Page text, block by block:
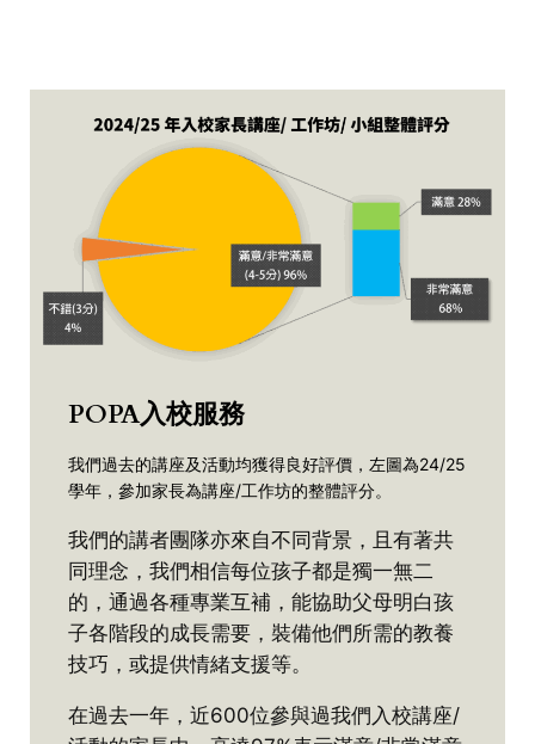
POPA入校服務
我們過去的講座及活動均獲得良好評價，左圖為24/25
學年，參加家長為講座/工作坊的整體評分。
我們的講者團隊亦來自不同背景，且有著共
同理念，我們相信每位孩子都是獨一無二
的，通過各種專業互補，能協助父母明白孩
子各階段的成長需要，裝備他們所需的教養
技巧，或提供情緒支援等。
在過去一年，近600位參與過我們入校講座/